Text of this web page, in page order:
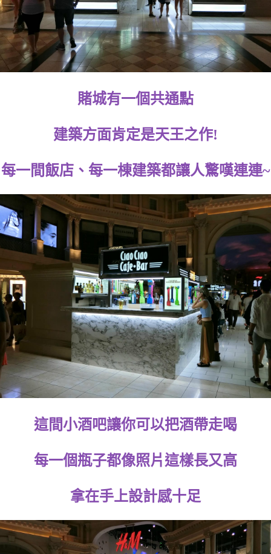
賭城有一個共通點
建築方面肯定是天王之作!
每一間飯店、每一棟建築都讓人驚嘆連連~
這間小酒吧讓你可以把酒帶走喝
每一個瓶子都像照片這樣長又高
拿在手上設計感十足